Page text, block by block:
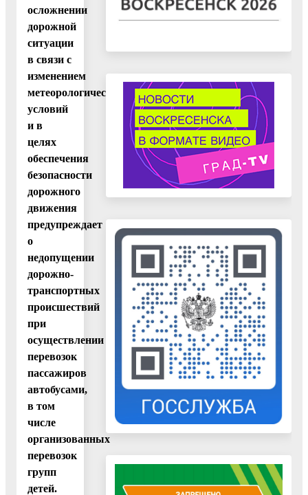
осложнении
дорожной
ситуации
в связи с
изменением
метеорологических
условий
и в
целях
обеспечения
безопасности
дорожного
движения
предупреждает
о
недопущении
дорожно-
транспортных
происшествий
при
осуществлении
перевозок
пассажиров
автобусами,
в том
числе
организованных
перевозок
групп
детей.